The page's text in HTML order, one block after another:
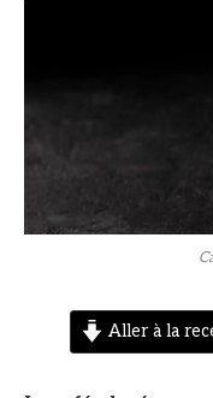
Aller à la